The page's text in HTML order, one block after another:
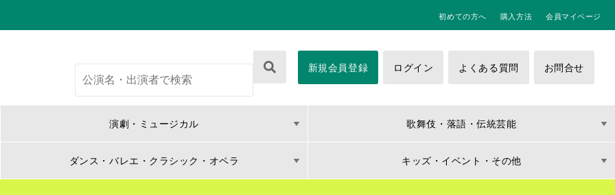
初めての方へ 購入方法 会員マイページ
新規会員登録 ログイン よくある質問 お問合せ
演劇・ミュージカル 歌舞伎・落語・伝統芸能
ダンス・バレエ・クラシック・オペラ キッズ・イベント・その他